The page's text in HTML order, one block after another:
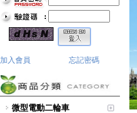
加入會員 忘記密碼
微型電動二輪車